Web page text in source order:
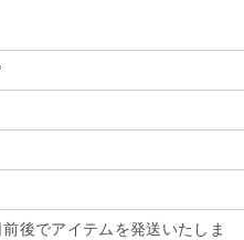
後でアイテムを発送いたしま